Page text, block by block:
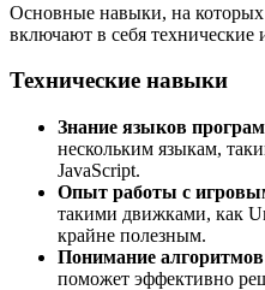
Основные навыки, на которых
включают в себя технические
Технические навыки
Знание языков
нескольким языкам,
JavaScript.
Опыт работы с
такими движками, как
крайне полезным.
Понимание
поможет эффективно